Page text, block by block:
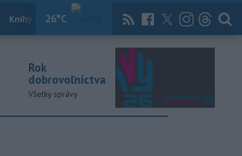
26°C
Knihy Útulkovo Magazín News Now Archív
Rok
dobrovoľníctva
Všetky správy